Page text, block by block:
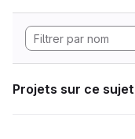
Projets sur ce sujet